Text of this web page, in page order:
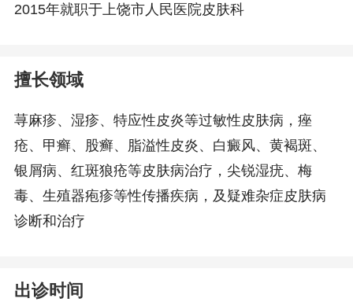
2015年就职于上饶市人民医院皮肤科
擅长领域
荨麻疹、湿疹、特应性皮炎等过敏性皮肤病，痤
疮、甲癣、股癣、脂溢性皮炎、白癜风、黄褐斑、
银屑病、红斑狼疮等皮肤病治疗，尖锐湿疣、梅
毒、生殖器疱疹等性传播疾病，及疑难杂症皮肤病
诊断和治疗
出诊时间